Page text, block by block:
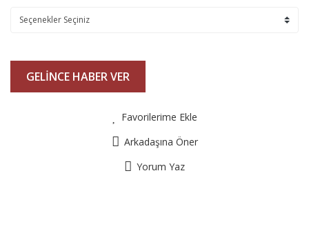
GELİNCE HABER VER
Favorilerime Ekle
Arkadaşına Öner
Yorum Yaz